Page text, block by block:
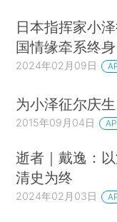
日本指挥家小
国情缘牵系终身
2024年02月09日
为小泽征尔庆生
2015年09月04日
逝者｜戴逸：
清史为终
2024年02月03日